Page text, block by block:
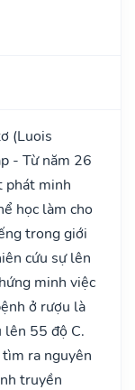
(Luois
- Từ năm 26
phát minh
học làm cho
trong giới
cứu sự lên
minh việc
ở rượu là
lên 55 độ C.
ra nguyên
truyền